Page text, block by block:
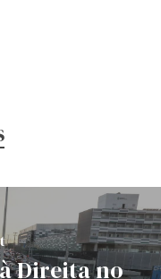
Direita no